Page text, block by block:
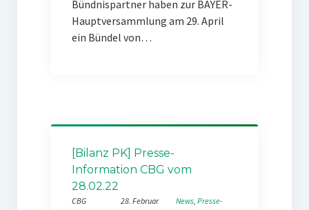
Bündnispartner haben zur BAYER-
Hauptversammlung am 29. April
ein Bündel von…
[Bilanz PK] Presse-
Information CBG vom
28.02.22
CBG
28. Februar
News, Presse-